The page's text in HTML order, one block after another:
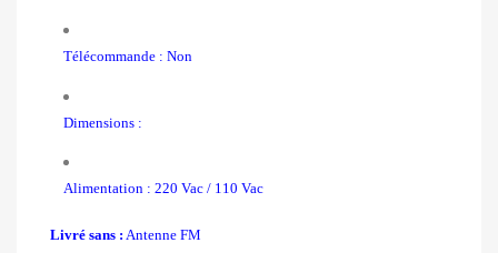
Télécommande : Non
Dimensions :
Alimentation : 220 Vac / 110 Vac
Livré sans : Antenne FM